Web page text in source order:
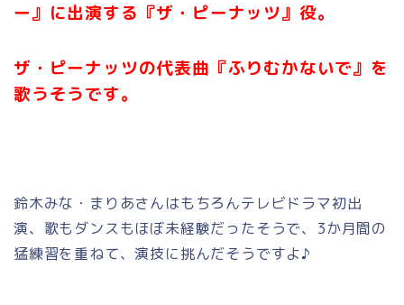
ー』に出演する『ザ・ピーナッツ』役。
ザ・ピーナッツの代表曲『ふりむかないで』を
歌うそうです。
鈴木みな・まりあさんはもちろんテレビドラマ初出
演、歌もダンスもほぼ未経験だったそうで、3か月間の
猛練習を重ねて、演技に挑んだそうですよ♪